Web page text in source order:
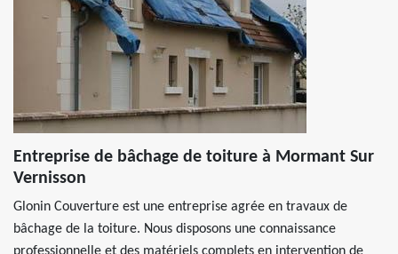
Entreprise de bâchage de toiture à Mormant Sur
Vernisson
Glonin Couverture est une entreprise agrée en travaux de
bâchage de la toiture. Nous disposons une connaissance